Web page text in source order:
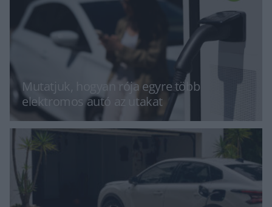
Mutatjuk, hogyan rója egyre több
elektromos autó az utakat